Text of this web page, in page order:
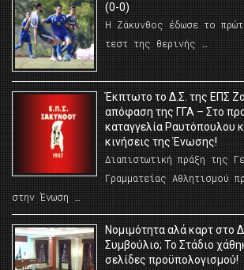
(0-0)
Η Ζάκυνθος έδωσε το
τεστ της θερινής …
Έκπτωτο το Δ.Σ. της ΕΠΣ
απόφαση της ΓΓΑ – Στο
καταγγελία Ραυτόπουλου
κινήσεις της Ένωσης!
Διαπιστωτική πράξη της
Γραμματείας Αθλητισμού
στην Ένωση …
Νομιμότητα αλά καρτ στο
Συμβούλιο; Το Στάδιο
σελίδες προϋπολογισμού!